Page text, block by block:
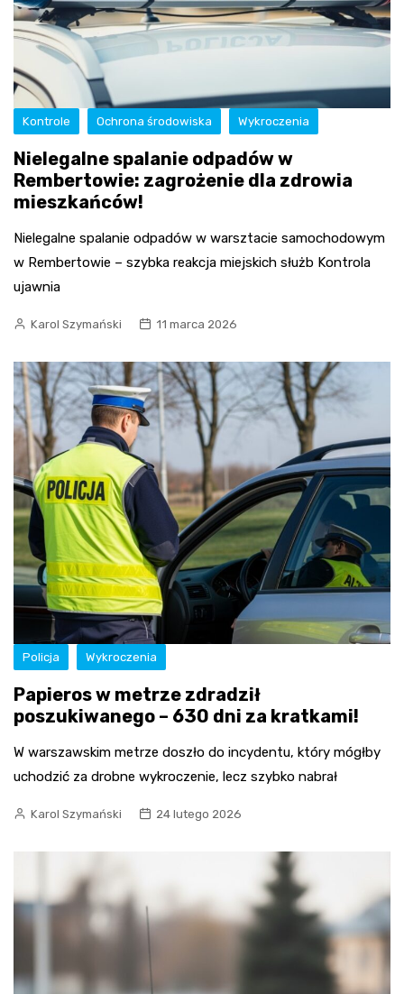
Kontrole Ochrona środowiska Wykroczenia
Nielegalne spalanie odpadów w
Rembertowie: zagrożenie dla zdrowia
mieszkańców!
Nielegalne spalanie odpadów w warsztacie samochodowym
w Rembertowie – szybka reakcja miejskich służb Kontrola
ujawnia
Karol Szymański 11 marca 2026
Policja Wykroczenia
Papieros w metrze zdradził
poszukiwanego – 630 dni za kratkami!
W warszawskim metrze doszło do incydentu, który mógłby
uchodzić za drobne wykroczenie, lecz szybko nabrał
Karol Szymański 24 lutego 2026